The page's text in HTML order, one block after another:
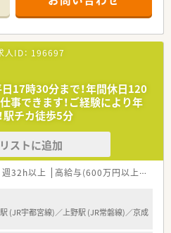
も充実しているので、安心して働け
、退職者が少ないのも魅力です。
加えて、「育児・介護短時間勤務制度」
・眼科・リハビリテーション科
でいます！
/日
験者にも最適な店舗です♪
設置されています
定されているため、地域体制加算など
ションを大切にしているため、座って
ID： 196697
17時30分まで！年間休日120
事できます！ご経験により年
駅チカ徒歩5分
ストに追加
週32h以上 高給与(600万円以上)
(JR宇都宮線)／上野駅 (JR常磐線)／京成